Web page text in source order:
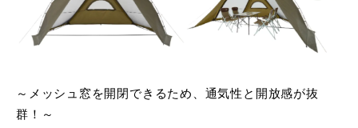
～メッシュ窓を開閉できるため、通気性と開放感が抜
群！～